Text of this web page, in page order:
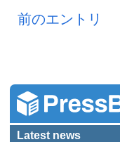
前のエントリ
Latest news